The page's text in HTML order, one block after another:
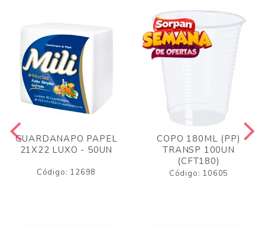
GUARDANAPO PAPEL
21X22 LUXO - 50UN
Código: 12698
COPO 180ML (PP)
TRANSP 100UN
(CFT180)
Código: 10605